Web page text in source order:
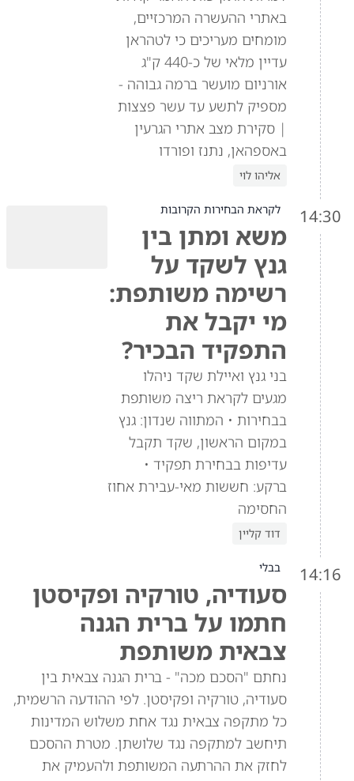
באתרי ההעשרה המרכזיים,
מומחים מעריכים כי לטהראן
עדיין מלאי של כ-440 ק"ג
אורניום מועשר ברמה גבוהה -
מספיק לתשע עד עשר פצצות
| סקירת מצב אתרי הגרעין
באספהאן, נתנז ופורדו
אליהו לוי
14:30 לקראת הבחירות הקרובות
משא ומתן בין
גנץ לשקד על
רשימה משותפת:
מי יקבל את
התפקיד הבכיר?
בני גנץ ואיילת שקד ניהלו
מגעים לקראת ריצה משותפת
בבחירות • המתווה שנדון: גנץ
במקום הראשון, שקד תקבל
עדיפות בבחירת תפקיד •
ברקע: חששות מאי-עבירת אחוז
החסימה
דוד קליין
14:16 בבלי
סעודיה, טורקיה ופקיסטן
חתמו על ברית הגנה
צבאית משותפת
נחתם "הסכם מכה" - ברית הגנה צבאית בין
סעודיה, טורקיה ופקיסטן. לפי ההודעה הרשמית,
כל מתקפה צבאית נגד אחת משלוש המדינות
תיחשב למתקפה נגד שלושתן. מטרת ההסכם
לחזק את ההרתעה המשותפת ולהעמיק את